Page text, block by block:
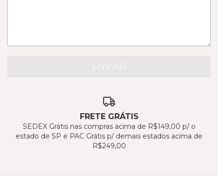
FRETE GRÁTIS
SEDEX Grátis nas compras acima de R$149,00 p/ o
estado de SP e PAC Grátis p/ demais estados acima de
R$249,00